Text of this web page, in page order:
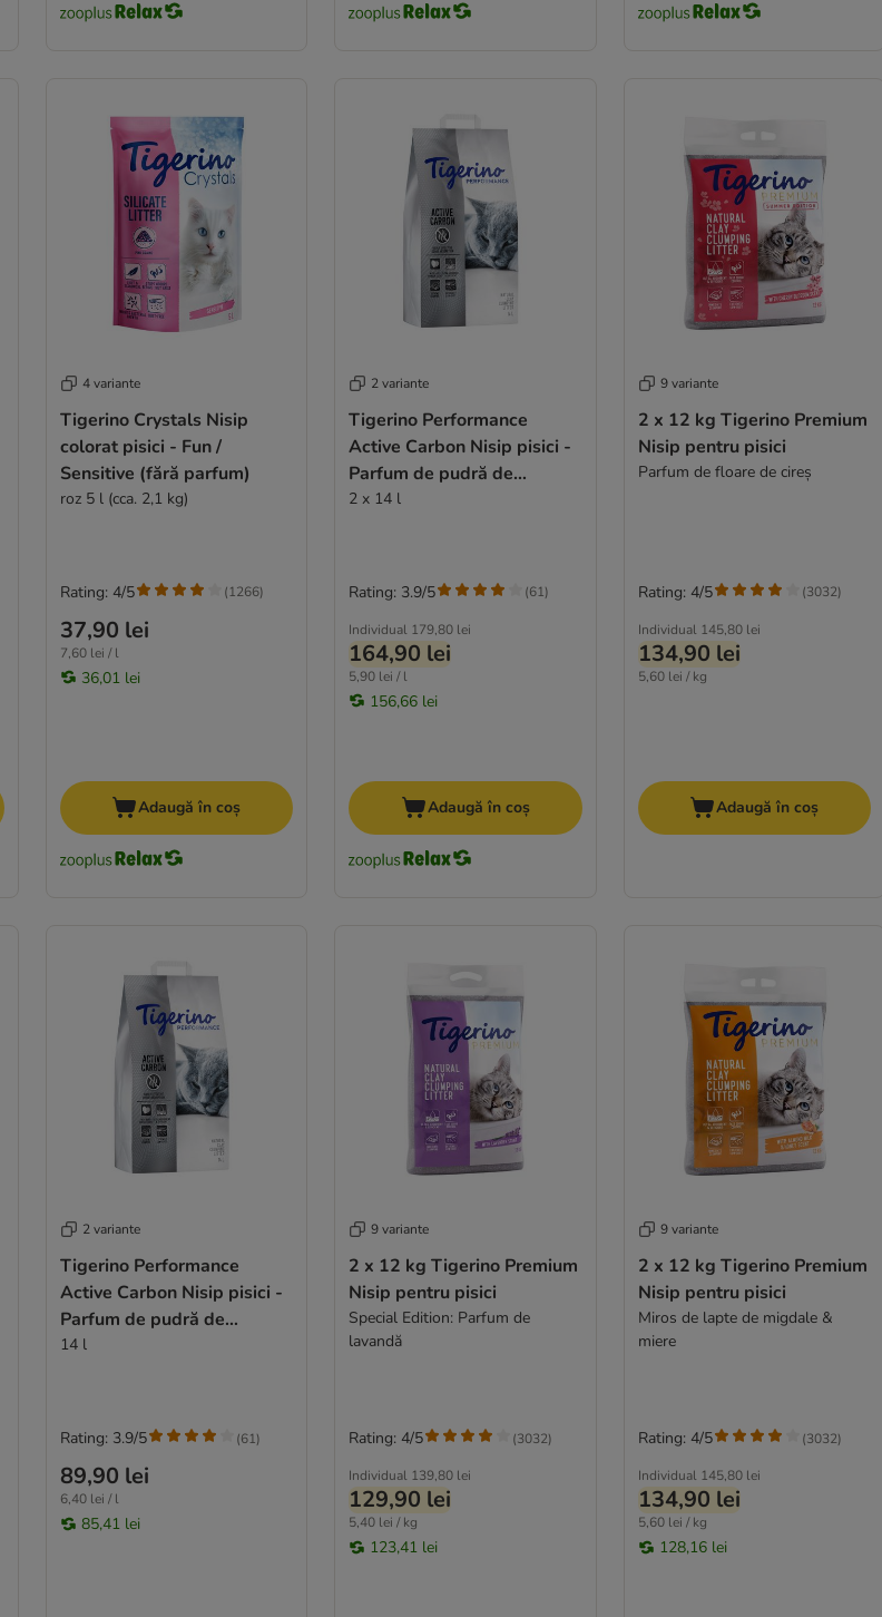
4 variante
Tigerino Crystals Nisip
colorat pisici - Fun /
Sensitive (fără parfum)
roz 5 l (cca. 2,1 kg)
37,90 lei
7,60 lei / l
36,01 lei
Rating: 4/5 (1266)
Adaugă în coș
2 variante
Tigerino Performance
Active Carbon Nisip pisici -
Parfum de pudră de
bebeluși
2 x 14 l
Individual 179,80 lei
164,90 lei
5,90 lei / l
156,66 lei
Rating: 3.9/5 (61)
Adaugă în coș
9 variante
2 x 12 kg Tigerino Premium
Nisip pentru pisici
Parfum de floare de cireș
Individual 145,80 lei
134,90 lei
5,60 lei / kg
Rating: 4/5 (3032)
Adaugă în coș
2 variante
Tigerino Performance
Active Carbon Nisip pisici -
Parfum de pudră de
bebeluși
14 l
89,90 lei
6,40 lei / l
85,41 lei
Rating: 3.9/5 (61)
9 variante
2 x 12 kg Tigerino Premium
Nisip pentru pisici
Special Edition: Parfum de
lavandă
Individual 139,80 lei
129,90 lei
5,40 lei / kg
123,41 lei
Rating: 4/5 (3032)
9 variante
2 x 12 kg Tigerino Premium
Nisip pentru pisici
Miros de lapte de migdale &
miere
Individual 145,80 lei
134,90 lei
5,60 lei / kg
128,16 lei
Rating: 4/5 (3032)